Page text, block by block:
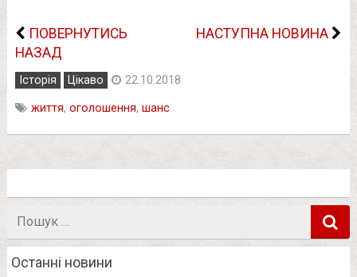
ПОВЕРНУТИСЬ
НАЗАД
НАСТУПНА НОВИНА
Історія Цікаво 22.10.2018
життя, оголошення, шанс
Останні новини